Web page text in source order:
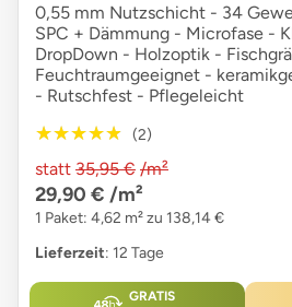
0,55 mm Nutzschicht - 34
SPC + Dämmung - Microfase -
DropDown - Holzoptik -
Feuchtraumgeeignet -
- Rutschfest - Pflegeleicht
★★★★★
★★★★★ (2)
statt 35,95 € /m²
29,90 € /m²
1 Paket: 4,62 m² zu 138,14 €
Lieferzeit: 12 Tage
GRATIS